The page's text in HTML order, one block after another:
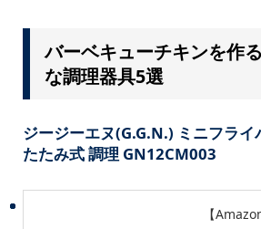
バーベキューチキンを作
な調理器具5選
ジージーエヌ(G.G.N.) ミニフライ
たたみ式 調理 GN12CM003
【